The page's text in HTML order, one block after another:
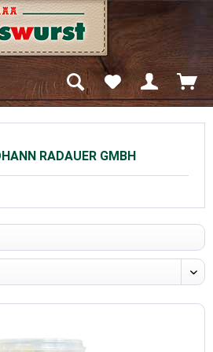
RADAUER GMBH